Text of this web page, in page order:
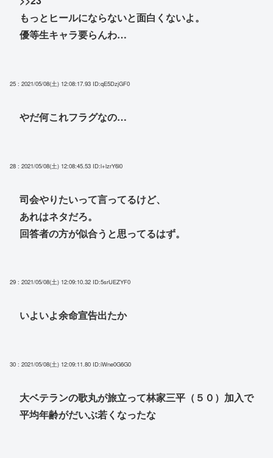
もっとヒールにならないと面白くないよ。
優等生キャラ要らんわ…
25 : 2021/05/08(土) 12:08:17.93 ID:qE5DzjGF0
やだ何これフラグなの…
28 : 2021/05/08(土) 12:08:45.53 ID:l+lzrY6l0
司会やりたいって言ってるけど、
あれはネタだろ。
回答者の方が似合うと思ってるはず。
29 : 2021/05/08(土) 12:09:10.32 ID:5srUEZYF0
いよいよ余命宣告出たか
30 : 2021/05/08(土) 12:09:11.80 ID:iWne0G6G0
大ベテランの歌丸が旅立って林家三平（５０）加入で
平均年齢がだいぶ若くなったな